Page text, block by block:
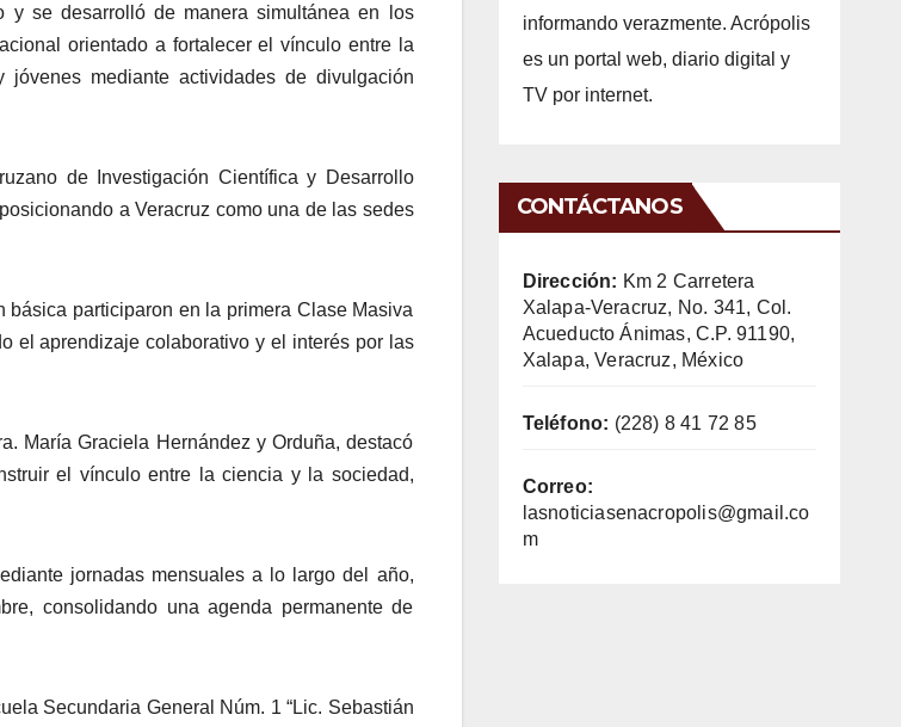
y se desarrolló de manera simultánea en los
orientado a fortalecer el vínculo entre la
mediante actividades de divulgación
de Investigación Científica y Desarrollo
a Veracruz como una de las sedes
participaron en la primera Clase Masiva
el aprendizaje colaborativo y el interés por las
María Graciela Hernández y Orduña, destacó
el vínculo entre la ciencia y la sociedad,
jornadas mensuales a lo largo del año,
consolidando una agenda permanente de
Secundaria General Núm. 1 “Lic. Sebastián
informando verazmente. Acrópolis
es un portal web, diario digital y
TV por internet.
CONTÁCTANOS
Dirección: Km 2 Carretera
Xalapa-Veracruz, No. 341, Col.
Acueducto Ánimas, C.P. 91190,
Xalapa, Veracruz, México
Teléfono: (228) 8 41 72 85
Correo:
lasnoticiasenacropolis@gmail.co
m